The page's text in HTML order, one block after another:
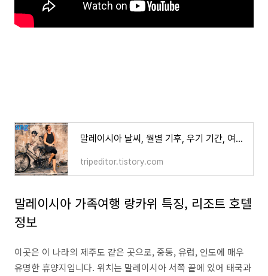
말레이시아 날씨, 월별 기후, 우기 기간, 여행 옷차림 추천
tripeditor.tistory.com
말레이시아 가족여행 랑카위 특징, 리조트 호텔
정보
이곳은 이 나라의 제주도 같은 곳으로, 중동, 유럽, 인도에 매우
유명한 휴양지입니다. 위치는 말레이시아 서쪽 끝에 있어 태국과